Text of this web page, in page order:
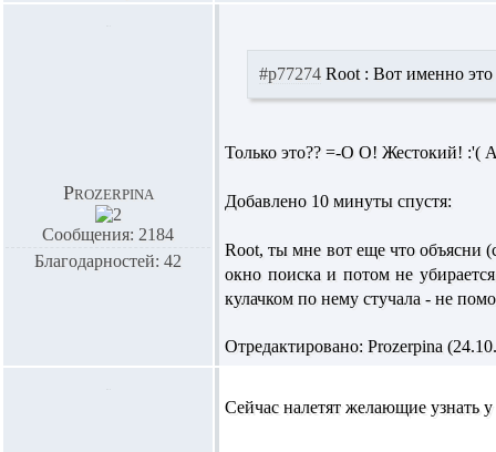
Prozerpina
Сообщения: 2184
Благодарностей: 42
#p77274 Root : Вот именно это
Только это?? =-O О! Жестокий! :'( А
Добавлено 10 минуты спустя:
Root,ты мне вот еще что объясни
окно поиска и потом не
кулачком по нему стучала - не
Отредактировано: Prozerpina
Сейчас налетят желающие узнать